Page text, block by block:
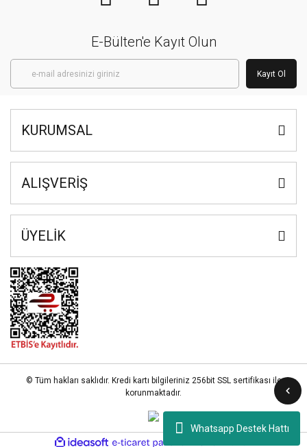
Whatsapp Destek Hattı
E-Bülten'e Kayıt Olun
Kayıt Ol
KURUMSAL
ALIŞVERİŞ
ÜYELİK
© Tüm hakları saklıdır. Kredi kartı bilgileriniz 256bit SSL sertifikası ile
korunmaktadır.
ideasoft